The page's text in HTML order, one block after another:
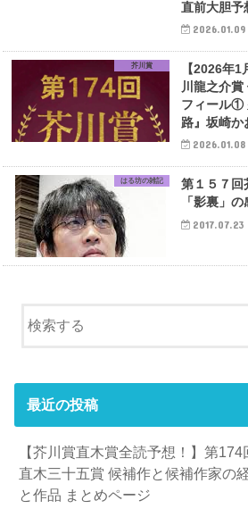
直前大胆予
2026.01.09
芥川賞
【2026年
川龍之介賞
フィール①
路』坂崎か
2026.01.08
はる坊の雑記
第１５７
「影裏」の
2017.07.23
最近の投稿
【芥川賞直木賞全読予想！】第174
直木三十五賞 候補作と候補作家の
と作品 まとめページ